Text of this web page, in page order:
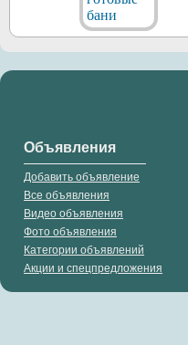
Объявления
Добавить объявление
Все объявления
Видео объявления
Фото объявления
Категории объявлений
Акции и спецпредложения